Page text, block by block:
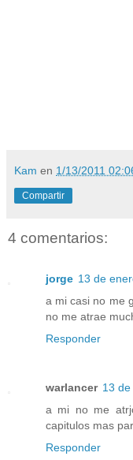
Kam en 1/13/2011
Compartir
4 comentarios:
jorge 13 de
a mi casi no me
no me atrae
Responder
warlancer 13
a mi no me
capitulos mas
Responder